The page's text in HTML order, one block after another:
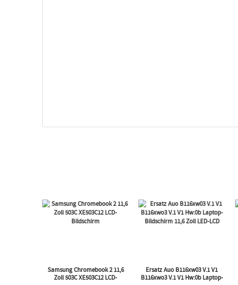
Samsung Chromebook 2 11,6
Zoll 503C XE503C12 LCD-
Ersatz Auo B116xw03 V.1 V1
B116xwo3 V.1 V1 Hw:0b Laptop-